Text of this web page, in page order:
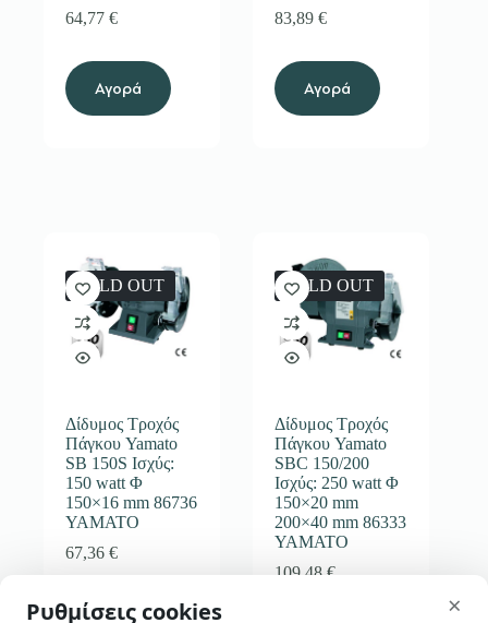
64,77 €
Αγορά
83,89€
Αγορά
SOLD OUT
Δίδυμος Τροχός
Πάγκου Yamato
SB 150S Ισχύς:
150 watt Φ
150×16 mm 86736
YAMATO
67,36 €
SOLD OUT
Δίδυμος Τροχός
Πάγκου Yamato
SBC 150/200
Ισχύς: 250 watt Φ
150×20 mm
200×40 mm 86333
YAMATO
109,48€
Ρυθμίσεις cookies ×